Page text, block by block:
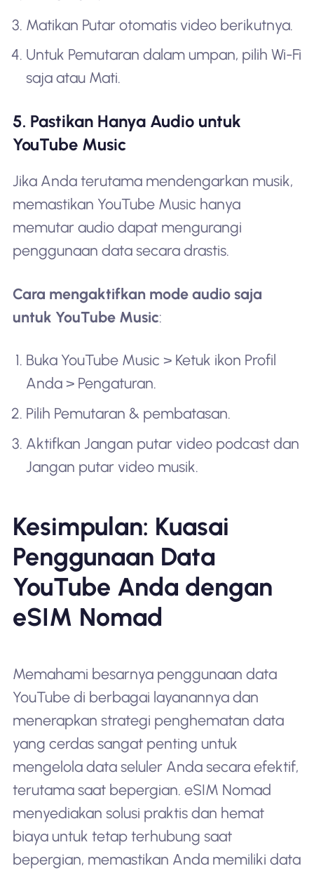
Matikan Putar otomatis video berikutnya.
Untuk Pemutaran dalam umpan, pilih Wi-Fi
saja atau Mati.
5. Pastikan Hanya Audio untuk
YouTube Music
Jika Anda terutama mendengarkan musik,
memastikan YouTube Music hanya
memutar audio dapat mengurangi
penggunaan data secara drastis.
Cara mengaktifkan mode audio saja
untuk YouTube Music:
Buka YouTube Music > Ketuk ikon Profil
Anda > Pengaturan.
Pilih Pemutaran & pembatasan.
Aktifkan Jangan putar video podcast dan
Jangan putar video musik.
Kesimpulan: Kuasai
Penggunaan Data
YouTube Anda dengan
eSIM Nomad
Memahami besarnya penggunaan data
YouTube di berbagai layanannya dan
menerapkan strategi penghematan data
yang cerdas sangat penting untuk
mengelola data seluler Anda secara efektif,
terutama saat bepergian. eSIM Nomad
menyediakan solusi praktis dan hemat
biaya untuk tetap terhubung saat
bepergian, memastikan Anda memiliki data